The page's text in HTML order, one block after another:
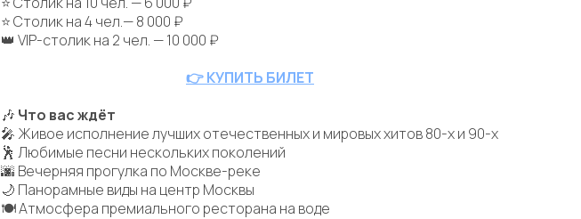
⭐ Столик на 4 чел.— 8 000 ₽
👑 VIP-столик на 2 чел. — 10 000 ₽
👉 КУПИТЬ БИЛЕТ
🎶 Что вас ждёт
🎤 Живое исполнение лучших отечественных и мировых хитов 80-х и 90-х
🕺 Любимые песни нескольких поколений
🌆 Вечерняя прогулка по Москве-реке
🌙 Панорамные виды на центр Москвы
🍽 Атмосфера премиального ресторана на воде